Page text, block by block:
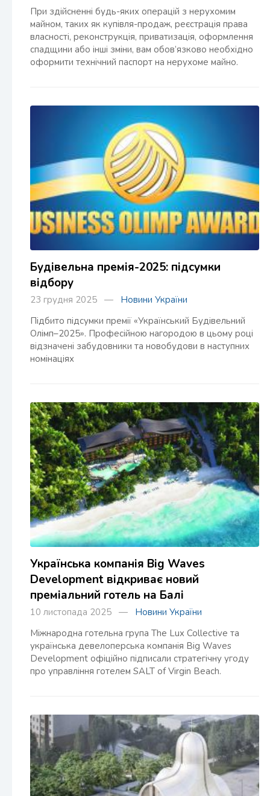
При здійсненні будь-яких операцій з нерухомим
майном, таких як купівля-продаж, реєстрація права
власності, реконструкція, приватизація, оформлення
спадщини або інші зміни, вам обов’язково необхідно
оформити технічний паспорт на нерухоме майно.
Будівельна премія-2025: підсумки
відбору
23 грудня 2025 — Новини України
Підбито підсумки премії «Український Будівельний
Олімп–2025». Професійною нагородою в цьому році
відзначені забудовники та новобудови в наступних
номінаціях
Українська компанія Big Waves
Development відкриває новий
преміальний готель на Балі
10 листопада 2025 — Новини України
Міжнародна готельна група The Lux Collective та
українська девелоперська компанія Big Waves
Development офіційно підписали стратегічну угоду
про управління готелем SALT of Virgin Beach.